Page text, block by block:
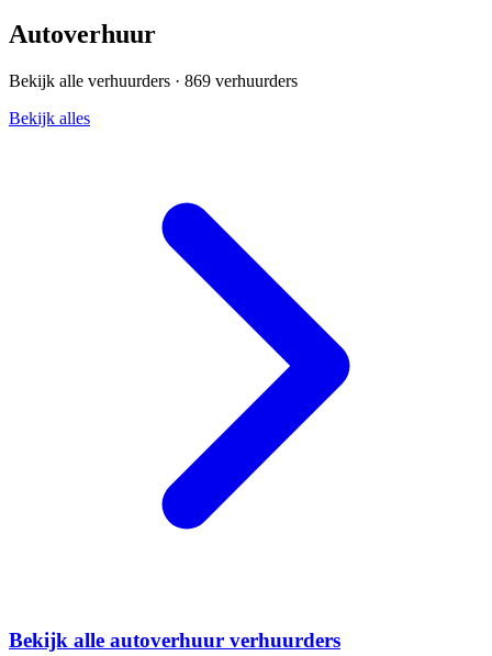
Autoverhuur
Bekijk alle verhuurders · 869 verhuurders
Bekijk alles
Bekijk alle autoverhuur verhuurders